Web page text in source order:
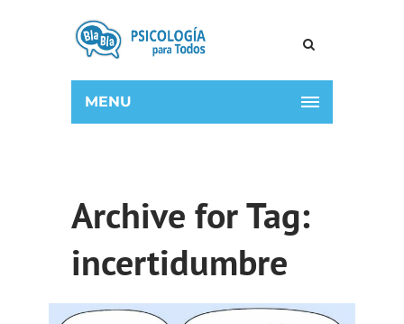
MENU
Archive for Tag:
incertidumbre